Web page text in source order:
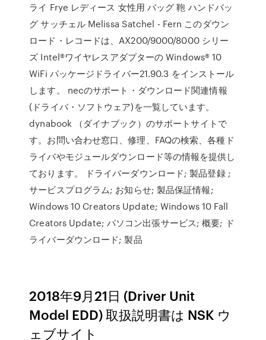
ライ Frye レディース 女性用 バッグ 鞄 ハンドバッ
グ サッチェル Melissa Satchel - Fern このダウン
ロード・レコードは、AX200/9000/8000 シリー
ズ Intel®ワイヤレスアダプターの Windows® 10
WiFi パッケージドライバー21.90.3 をインストール
します。 necのサポート・ダウンロード関連情報
(ドライバ・ソフトウェア)を一覧しています。
dynabook （ダイナブック）のサポートサイトで
す。お問い合わせ窓口、修理、FAQの検索、各種ド
ライバやモジュールダウンロード等の情報を提供し
ております。 ドライバーダウンロード; 製品登録 ;
サービスプログラム; お知らせ; 製品保証情報;
Windows 10 Creators Update; Windows 10 Fall
Creators Update; パソコン出張サービス; 概要; ド
ライバーダウンロード; 製品
2018年9月21日 (Driver Unit
Model EDD) 取扱説明書は NSK ウ
ェブサイト